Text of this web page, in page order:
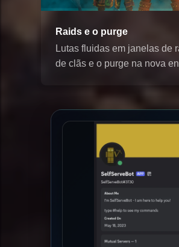
Raids e o purge
Lutas fluidas em janelas de
de clãs e o purge na nova